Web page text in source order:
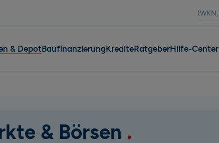
& DepotBaufinanzierungKrediteRatgeberHilfe-Center
& Börsen